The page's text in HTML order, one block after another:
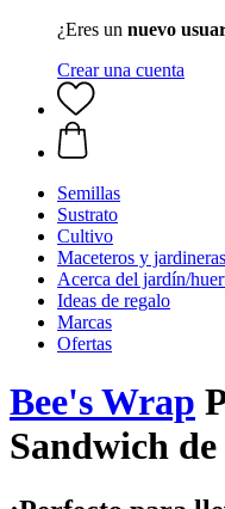
¿Eres un nuevo
Crear una cuenta
Semillas
Sustrato
Cultivo
Maceteros y jardineras
Acerca del jardín/
Ideas de regalo
Marcas
Ofertas
Bee's Wrap
Sandwich